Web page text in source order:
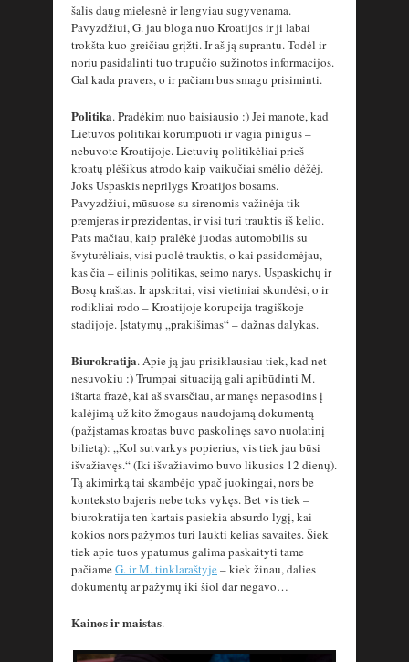
šalis daug mielesnė ir lengviau sugyvenama.
Pavyzdžiui, G. jau bloga nuo Kroatijos ir ji labai
trokšta kuo greičiau grįžti. Ir aš ją suprantu. Todėl ir
noriu pasidalinti tuo trupučio sužinotos informacijos.
Gal kada pravers, o ir pačiam bus smagu prisiminti.
Politika. Pradėkim nuo baisiausio :) Jei manote, kad
Lietuvos politikai korumpuoti ir vagia pinigus –
nebuvote Kroatijoje. Lietuvių politikėliai prieš
kroatų plėšikus atrodo kaip vaikučiai smėlio dėžėj.
Joks Uspaskis neprilygs Kroatijos bosams.
Pavyzdžiui, mūsuose su sirenomis važinėja tik
premjeras ir prezidentas, ir visi turi trauktis iš kelio.
Pats mačiau, kaip pralėkė juodas automobilis su
švyturėliais, visi puolė trauktis, o kai pasidomėjau,
kas čia – eilinis politikas, seimo narys. Uspaskichų ir
Bosų kraštas. Ir apskritai, visi vietiniai skundėsi, o ir
rodikliai rodo – Kroatijoje korupcija tragiškoje
stadijoje. Įstatymų „prakišimas“ – dažnas dalykas.
Biurokratija. Apie ją jau prisiklausiau tiek, kad net
nesuvokiu :) Trumpai situaciją gali apibūdinti M.
ištarta frazė, kai aš svarsčiau, ar manęs nepasodins į
kalėjimą už kito žmogaus naudojamą dokumentą
(pažįstamas kroatas buvo paskolinęs savo nuolatinį
bilietą): „Kol sutvarkys popierius, vis tiek jau būsi
išvažiavęs.“ (Iki išvažiavimo buvo likusios 12 dienų).
Tą akimirką tai skambėjo ypač juokingai, nors be
konteksto bajeris nebe toks vykęs. Bet vis tiek –
biurokratija ten kartais pasiekia absurdo lygį, kai
kokios nors pažymos turi laukti kelias savaites. Šiek
tiek apie tuos ypatumus galima paskaityti tame
pačiameG. ir M. tinklaraštyje – kiek žinau, dalies
dokumentų ar pažymų iki šiol dar negavo…
Kainos ir maistas.